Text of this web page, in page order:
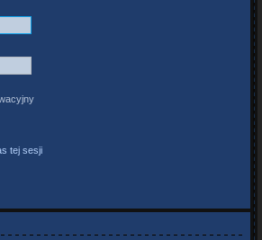
tej sesji